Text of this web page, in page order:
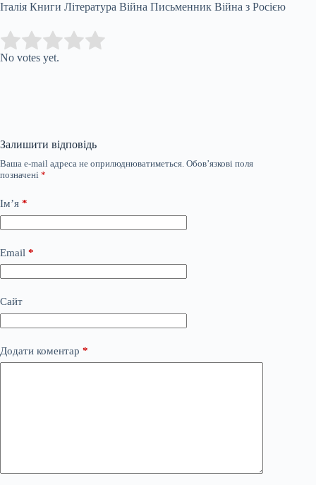
Італія Книги Література Війна Письменник Війна з Росією
Rate this item:
No votes yet.
Залишити відповідь
Ваша e-mail адреса не оприлюднюватиметься. Обов’язкові поля
позначені *
Ім’я *
Email *
Сайт
Додати коментар *